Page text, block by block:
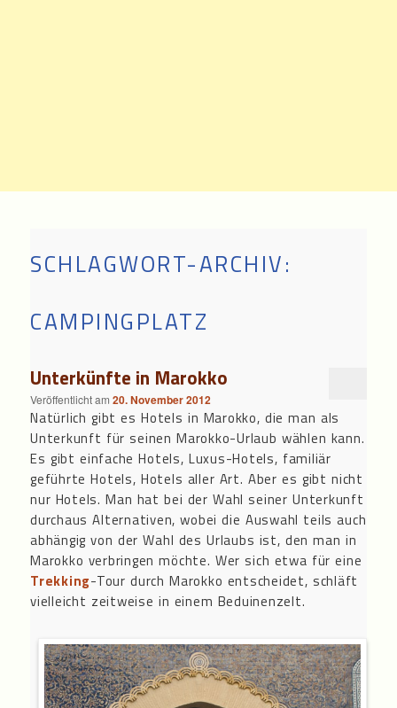
SCHLAGWORT-ARCHIV:
CAMPINGPLATZ
Unterkünfte in Marokko
Veröffentlicht am20. November 2012
Natürlich gibt es Hotels in Marokko, die man als
Unterkunft für seinen Marokko-Urlaub wählen kann.
Es gibt einfache Hotels, Luxus-Hotels, familiär
geführte Hotels, Hotels aller Art. Aber es gibt nicht
nur Hotels. Man hat bei der Wahl seiner Unterkunft
durchaus Alternativen, wobei die Auswahl teils auch
abhängig von der Wahl des Urlaubs ist, den man in
Marokko verbringen möchte. Wer sich etwa für eine
Trekking-Tour durch Marokko entscheidet, schläft
vielleicht zeitweise in einem Beduinenzelt.